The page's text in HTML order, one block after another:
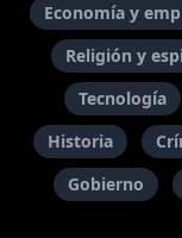
Economía y
Religión y
Tecnología
Historia
Gobierno